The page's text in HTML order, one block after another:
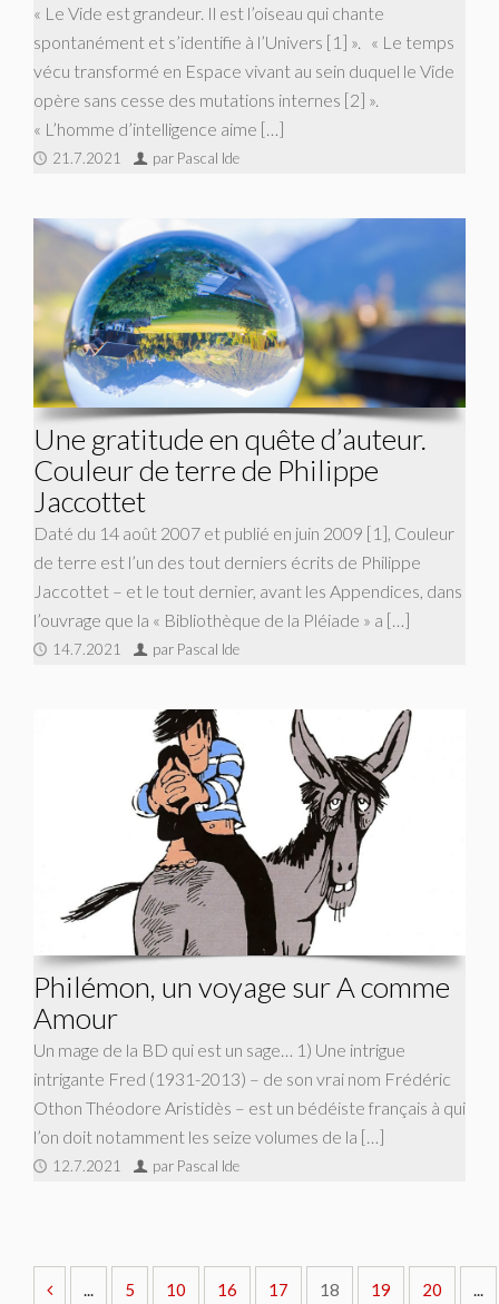
« Le Vide est grandeur. Il est l’oiseau qui chante
spontanément et s’identifie à l’Univers [1] ». « Le temps
vécu transformé en Espace vivant au sein duquel le Vide
opère sans cesse des mutations internes [2] ».
« L’homme d’intelligence aime […]
21.7.2021 par Pascal Ide
Une gratitude en quête d’auteur.
Couleur de terre de Philippe
Jaccottet
Daté du 14 août 2007 et publié en juin 2009 [1], Couleur
de terre est l’un des tout derniers écrits de Philippe
Jaccottet – et le tout dernier, avant les Appendices, dans
l’ouvrage que la « Bibliothèque de la Pléiade » a […]
14.7.2021 par Pascal Ide
Philémon, un voyage sur A comme
Amour
Un mage de la BD qui est un sage… 1) Une intrigue
intrigante Fred (1931-2013) – de son vrai nom Frédéric
Othon Théodore Aristidès – est un bédéiste français à qui
l’on doit notamment les seize volumes de la […]
12.7.2021 par Pascal Ide
... 5 10 16 17 18 19 20 ...